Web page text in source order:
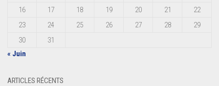
16
17 18 19 20 21
22
23
24 25 26 27 28
29
30
31
« Juin
ARTICLES RÉCENTS